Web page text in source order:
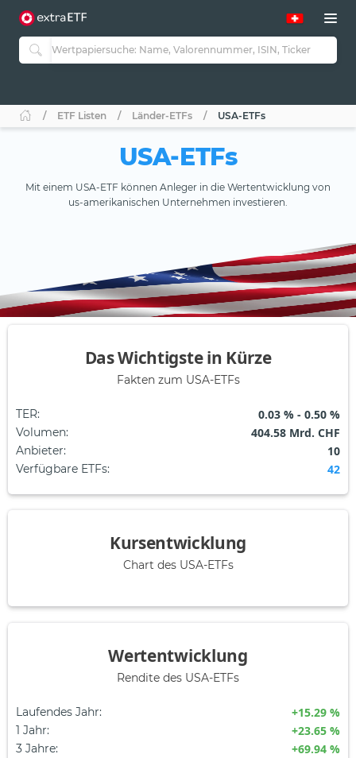
ETF Listen Länder-ETFs USA-ETFs
USA-ETFs
Mit einem USA-ETF können Anleger in die Wertentwicklung von
us-amerikanischen Unternehmen investieren.
Das Wichtigste in Kürze
Fakten zum USA-ETFs
TER: 0.03 % - 0.50 %
Volumen: 404.58 Mrd. CHF
Anbieter: 10
Verfügbare ETFs: 42
Kursentwicklung
Chart des USA-ETFs
Wertentwicklung
Rendite des USA-ETFs
Laufendes Jahr: +15.29 %
1 Jahr: +23.65 %
3 Jahre: +69.94 %